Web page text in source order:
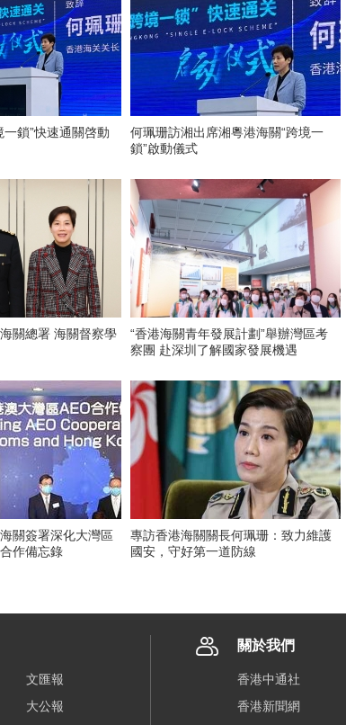
鎖”快速通關啓動
何珮珊訪湘出席湘粵港海關“跨境一
鎖”啟動儀式
海關督察學
“香港海關青年發展計劃”舉辦灣區考
察團 赴深圳了解國家發展機遇
關簽署深化大灣區
作備忘錄
專訪香港海關關長何珮珊：致力維護
國安，守好第一道防線
文匯報
大公報
關於我們
香港中通社
香港新聞網